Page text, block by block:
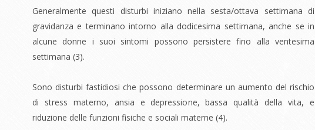
Generalmente questi disturbi iniziano nella sesta/ottava settimana di
gravidanza e terminano intorno alla dodicesima settimana, anche se in
alcune donne i suoi sintomi possono persistere fino alla ventesima
settimana (3).
Sono disturbi fastidiosi che possono determinare un aumento del rischio
di stress materno, ansia e depressione, bassa qualità della vita, e
riduzione delle funzioni fisiche e sociali materne (4).